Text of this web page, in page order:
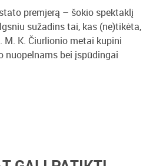
premjerą – šokio spektaklį
sužadins tai, kas (ne)tikėta,
K. Čiurlionio metai kupini
nuopelnams bei įspūdingai
spektaklio kūrėjus įkvėpė